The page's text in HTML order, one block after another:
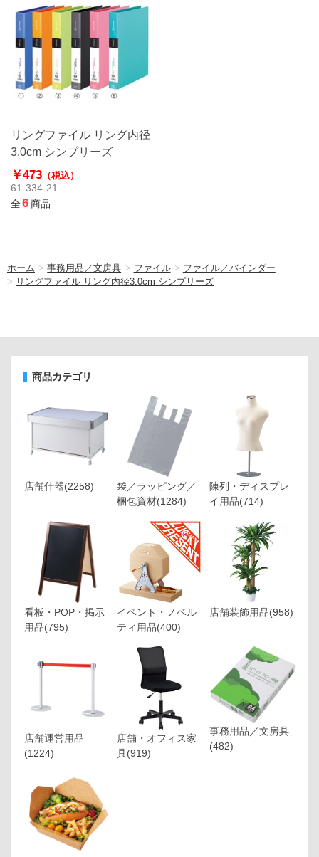
リングファイル リング内径
3.0cm シンプリーズ
￥473 （税込）
61-334-21
全6商品
ホーム >事務用品／文房具 > ファイル > ファイル／バインダー
> リングファイル リング内径3.0cm シンプリーズ
商品カテゴリ
店舗什器(2258)
袋／ラッピング／
梱包資材(1284)
陳列・ディスプレ
イ用品(714)
看板・POP・掲示
用品(795)
イベント・ノベル
ティ用品(400)
店舗装飾用品(958)
店舗運営用品
(1224)
店舗・オフィス家
具(919)
事務用品／文房具
(482)